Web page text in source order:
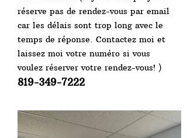
réserve pas de rendez-vous par email
car les délais sont trop long avec le
temps de réponse. Contactez moi et
laissez moi votre numéro si vous
voulez réserver votre rendez-vous! )
819-349-7222